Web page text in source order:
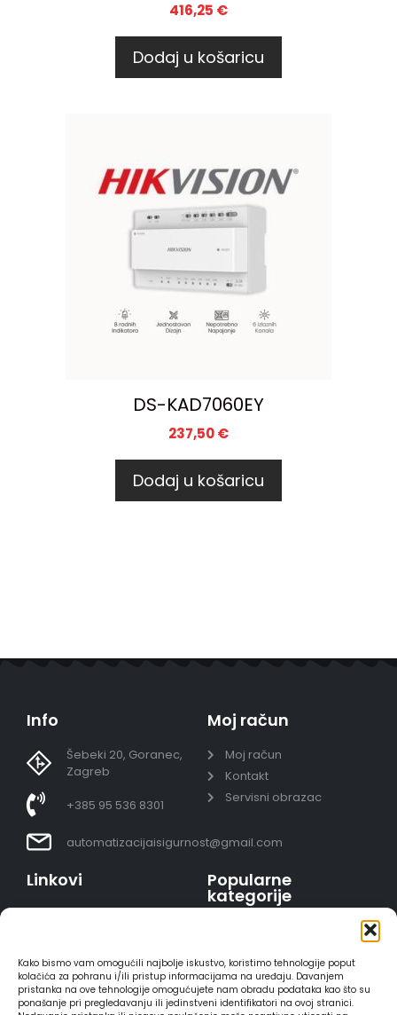
Kako bismo vam omogućili najbolje iskustvo, koristimo tehnologije poput
kolačića za pohranu i/ili pristup informacijama na uređaju. Davanjem
pristanka na ove tehnologije omogućujete nam obradu podataka kao što su
ponašanje pri pregledavanju ili jedinstveni identifikatori na ovoj stranici.
416,25 €
Dodaj u košaricu
DS-KAD7060EY
237,50€
Dodaj u košaricu
Info
Šebeki 20, Goranec,
Zagreb
+385 95 536 8301
automatizacijaisigurnost@gmail.com
Moj račun
Moj račun
Kontakt
Servisni obrazac
Linkovi
Sigurno plaćanje
karticama
Dostava
Popularne
kategorije
Video nadzor - kompleti
AJAX alarmi
HIKVISION portafoni